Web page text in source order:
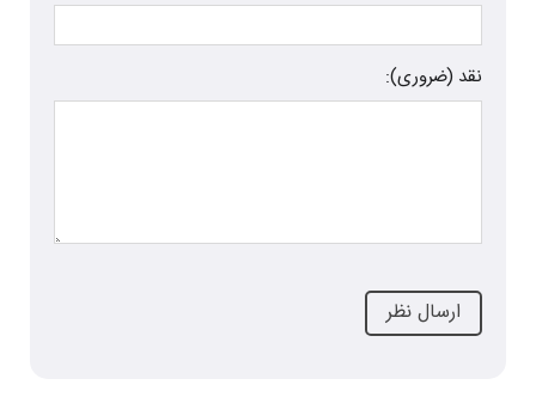
نقد (ضروری):